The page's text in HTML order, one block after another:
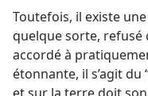
Toutefois, il existe
quelque sorte,
accordé à
étonnante, il s’agit